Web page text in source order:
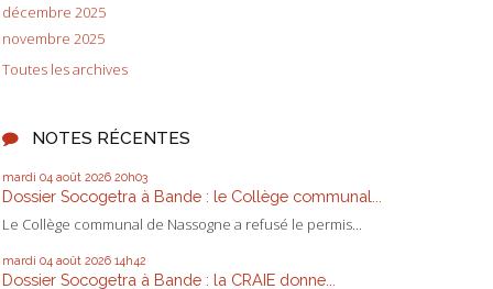
décembre 2025
novembre 2025
Toutes les archives
NOTES RÉCENTES
mardi 04 août 2026 20h03
Dossier Socogetra à Bande : le Collège communal...
Le Collège communal de Nassogne a refusé le permis...
mardi 04 août 2026 14h42
Dossier Socogetra à Bande : la CRAIE donne...